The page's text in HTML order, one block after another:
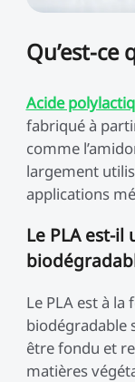
Voir tout
Otter +
Lite/
Voir tout
Marqueurs
Voir tout
Voir tout CR-
Voir tout
Hyper
Voir tout
LCD 8K
Haute
Voir tout
W
Voir tout
Plaque
235mm
Voir tout
Bloc
Voir tout
Buse
Voir tout
Usage général
Complément
Voir tout
Qu’est-ce
Acide
fabriqué à
comme
largement
applications
Le PLA est-
Le PLA est à
biodégradable
être fondu et
matières